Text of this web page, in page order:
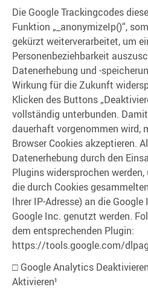
Die Google Trackingcodes
Funktion „_anonymizeIp()“,
gekürzt weiterverarbeitet, um
Personenbeziehbarkeit
Datenerhebung und -
Wirkung für die Zukunft
Klicken des Buttons
vollständig unterbunden.
dauerhaft vorgenommen wird,
Browser Cookies akzeptieren.
Datenerhebung durch den
Plugins widersprochen
die durch Cookies
Ihrer IP-Adresse) an die
Google Inc. genutzt werden.
dem entsprechenden Plugin:
https://tools.google.com/
□ Google Analytics
Aktivieren¹